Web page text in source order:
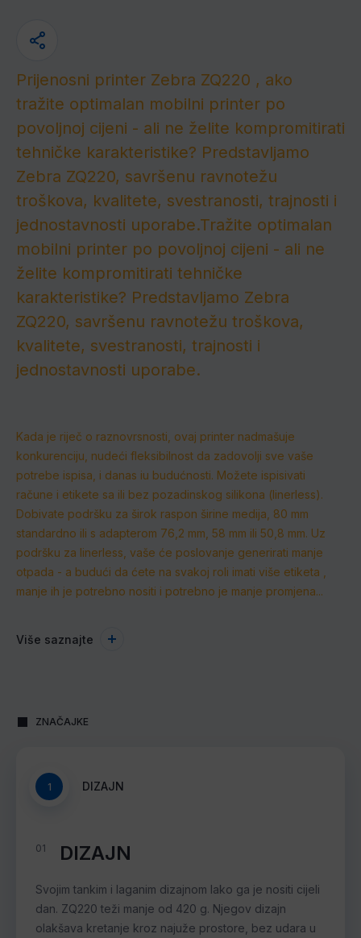
Prijenosni printer Zebra ZQ220 , ako
tražite optimalan mobilni printer po
povoljnoj cijeni - ali ne želite kompromitirati
tehničke karakteristike? Predstavljamo
Zebra ZQ220, savršenu ravnotežu
troškova, kvalitete, svestranosti, trajnosti i
jednostavnosti uporabe.Tražite optimalan
mobilni printer po povoljnoj cijeni - ali ne
želite kompromitirati tehničke
karakteristike? Predstavljamo Zebra
ZQ220, savršenu ravnotežu troškova,
kvalitete, svestranosti, trajnosti i
jednostavnosti uporabe.
Kada je riječ o raznovrsnosti, ovaj printer nadmašuje
konkurenciju, nudeći fleksibilnost da zadovolji sve vaše
potrebe ispisa, i danas iu budućnosti. Možete ispisivati ​​
račune i etikete sa ili bez pozadinskog silikona (linerless).
Dobivate podršku za širok raspon širine medija, 80 mm
standardno ili s adapterom 76,2 mm, 58 mm ili 50,8 mm. Uz
podršku za linerless, vaše će poslovanje generirati manje
otpada - a budući da ćete na svakoj roli imati više etiketa ,
manje ih je potrebno nositi i potrebno je manje promjena...
Više saznajte
ZNAČAJKE
1 DIZAJN
01 DIZAJN
Svojim tankim i laganim dizajnom lako ga je nositi cijeli
dan. ZQ220 teži manje od 420 g. Njegov dizajn
olakšava kretanje kroz najuže prostore, bez udara u